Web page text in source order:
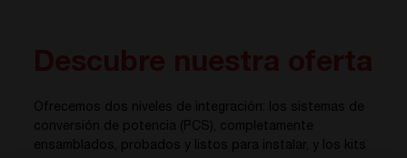
Ofrecemos dos niveles de integración: los sistemas de
conversión de potencia (PCS), completamente
ensamblados, probados y listos para instalar, y los kits